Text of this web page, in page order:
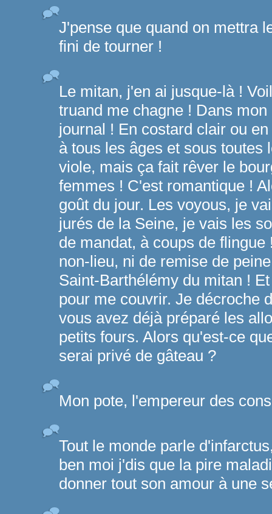
J'pense que quand on mettra
fini de tourner !
Le mitan, j'en ai jusque-là !
truand me chagne ! Dans
journal ! En costard clair ou
à tous les âges et sous toutes
viole, mais ça fait rêver le
femmes ! C'est romantique !
goût du jour. Les voyous, je
jurés de la Seine, je vais les
de mandat, à coups de
non-lieu, ni de remise de
Saint-Barthélémy du mitan !
pour me couvrir. Je décroche
vous avez déjà préparé les
petits fours. Alors qu'est-ce
serai privé de gâteau ?
Mon pote, l'empereur des
Tout le monde parle
ben moi j'dis que la pire
donner tout son amour à une